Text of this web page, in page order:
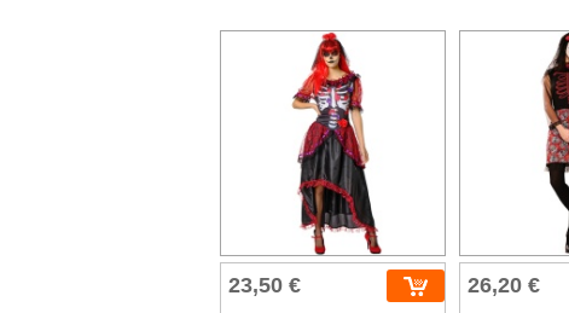
23,50 € 26,20 €